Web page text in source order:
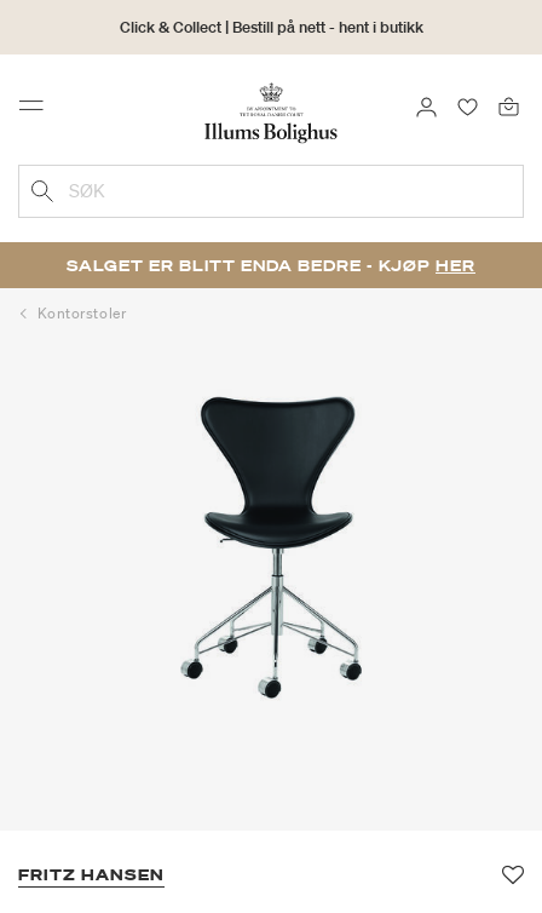
Click & Collect | Bestill på nett - hent i butikk
30 dagers returrett
Menu LOGG INN
SØK
SALGET ER BLITT ENDA BEDRE - KJØP HER
Kontorstoler
FRITZ HANSEN